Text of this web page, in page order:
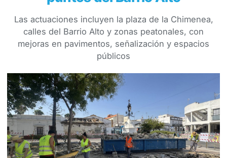
Las actuaciones incluyen la plaza de la Chimenea,
calles del Barrio Alto y zonas peatonales, con
mejoras en pavimentos, señalización y espacios
públicos